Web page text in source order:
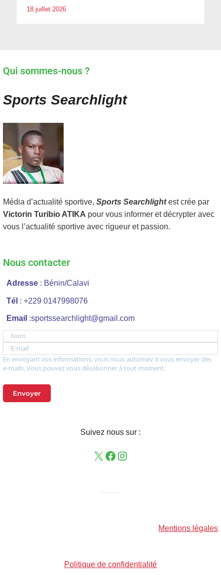
18 juillet 2026
Qui sommes-nous ?
Sports Searchlight
Média d’actualité sportive, Sports Searchlightest crée par
Victorin Turibio ATIKA pour vous informer et décrypter avec
vous l’actualité sportive avec rigueur et passion.
Nous contacter
Adresse : Bénin/Calavi
Tél : +229 0147998076
Email :sportssearchlight@gmail.com
Nom
E-mail
En envoyant vos informations, vous nous autorisez à vous envoyer des
e-mails. Vous pouvez vous désabonner à tout moment.
Envoyer
Suivez nous sur :
Mentions légales
Politique de confidentialité